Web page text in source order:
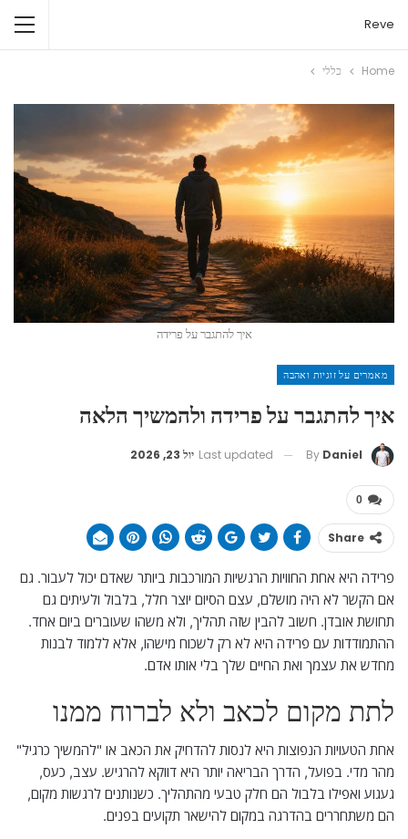
Reve
Home כללי
איך להתגבר על פרידה
מאמרים על זוגיות ואהבה
איך להתגבר על פרידה ולהמשיך הלאה
By Daniel
Last updated יול 23, 2026
0
Share
פרידה היא אחת החוויות הרגשיות המורכבות ביותר שאדם יכול לעבור. גם
אם הקשר לא היה מושלם, עצם הסיום יוצר חלל, בלבול ולעיתים גם
תחושת אובדן. חשוב להבין שזה תהליך, ולא משהו שעוברים ביום אחד.
ההתמודדות עם פרידה היא לא רק לשכוח מישהו, אלא ללמוד לבנות
מחדש את עצמך ואת החיים שלך בלי אותו אדם.
לתת מקום לכאב ולא לברוח ממנו
אחת הטעויות הנפוצות היא לנסות להדחיק את הכאב או "להמשיך כרגיל"
מהר מדי. בפועל, הדרך הבריאה יותר היא דווקא להרגיש. עצב, כעס,
געגוע ואפילו בלבול הם חלק טבעי מהתהליך. כשנותנים לרגשות מקום,
הם משתחררים בהדרגה במקום להישאר תקועים בפנים.